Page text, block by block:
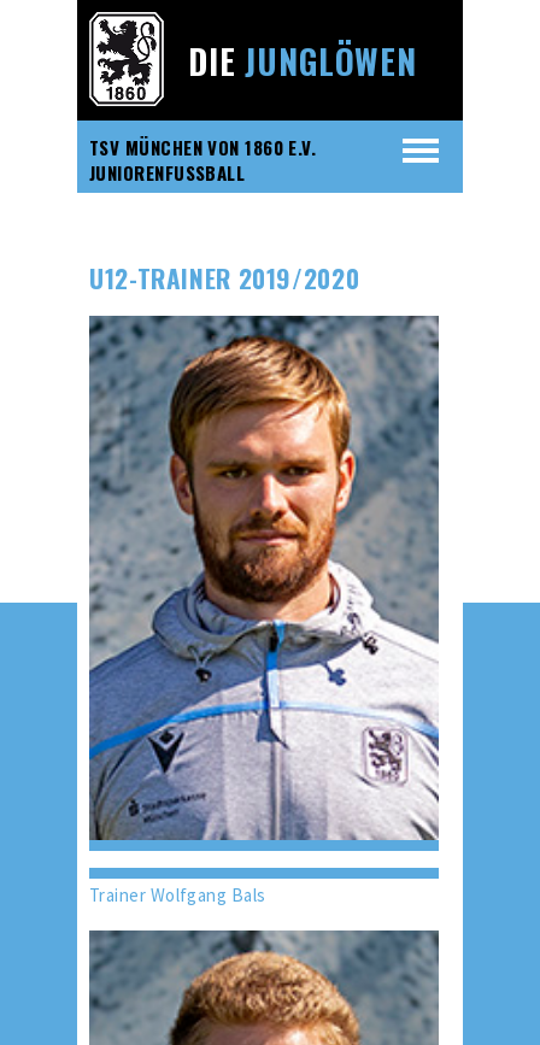
TSV MÜNCHEN VON 1860 E.V.
JUNIORENFUSSBALL
DIEJUNGLÖWEN
U12-TRAINER 2019/2020
Trainer Wolfgang Bals